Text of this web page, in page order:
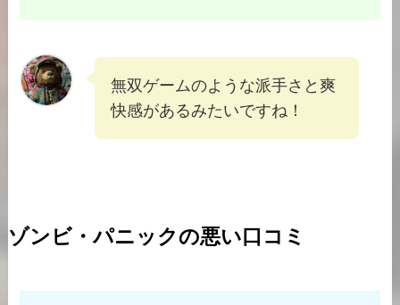
無双ゲームのような派手さと爽
快感があるみたいですね！
ゾンビ・パニックの悪い口コミ